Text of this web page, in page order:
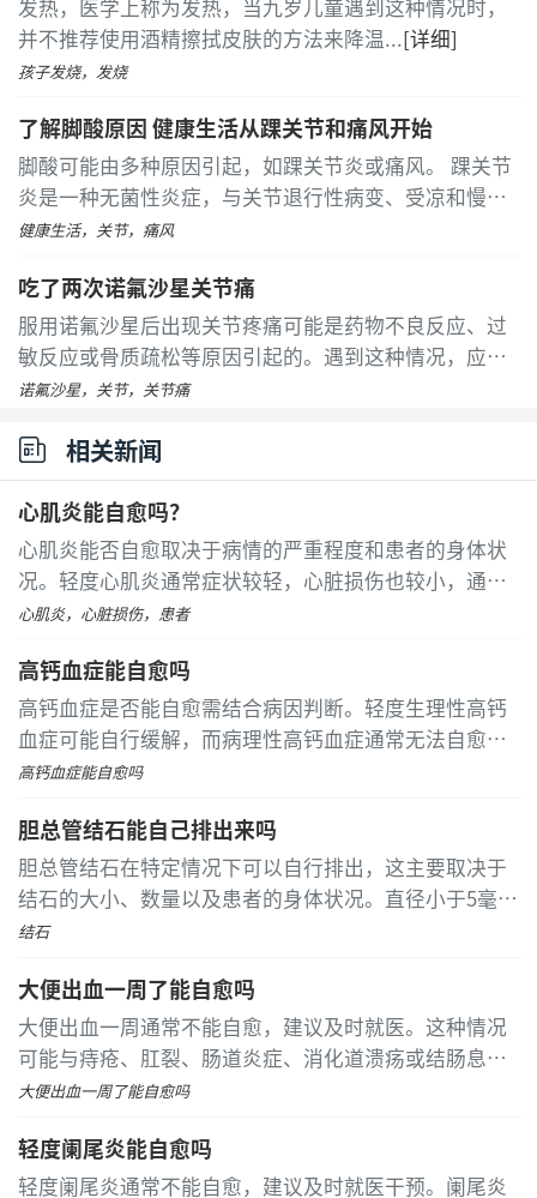
发热，医学上称为发热，当九岁儿童遇到这种情况时，
并不推荐使用酒精擦拭皮肤的方法来降温...[详细]
孩子发烧，发烧
了解脚酸原因 健康生活从踝关节和痛风开始
脚酸可能由多种原因引起，如踝关节炎或痛风。 踝关节
炎是一种无菌性炎症，与关节退行性病变、受凉和慢性
劳损等因素有关。患者常感到脚部酸痛，并伴有局部疼
感...[详细]
健康生活，关节，痛风
吃了两次诺氟沙星关节痛
服用诺氟沙星后出现关节疼痛可能是药物不良反应、过
敏反应或骨质疏松等原因引起的。遇到这种情况，应尽
快就医，并在医生指导下进行适当的治疗。诺氟沙星是
面效果显著，但也可能带来一些不良反应
诺氟沙星，关节，关节痛
相关新闻
心肌炎能自愈吗？
心肌炎能否自愈取决于病情的严重程度和患者的身体状
况。轻度心肌炎通常症状较轻，心脏损伤也较小，通过
适当的休息和饮食调整可以缓解症状，并有可能自愈。
性较小，需要积极治疗
心肌炎，心脏损伤，患者
高钙血症能自愈吗
高钙血症是否能自愈需结合病因判断。轻度生理性高钙
血症可能自行缓解，而病理性高钙血症通常无法自愈。
由短期维生素D过量或脱水等可逆因素引发的高钙血
高钙血症能自愈吗
胆总管结石能自己排出来吗
胆总管结石在特定情况下可以自行排出，这主要取决于
结石的大小、数量以及患者的身体状况。直径小于5毫米
的结石更有可能通过胆总管进入肠道，而较大或伴有明
结石
大便出血一周了能自愈吗
大便出血一周通常不能自愈，建议及时就医。这种情况
可能与痔疮、肛裂、肠道炎症、消化道溃疡或结肠息肉
等因素有关，常见症状包括便后滴血、便中带血和腹痛
静脉曲张，表现为便后滴血或喷射状出血
大便出血一周了能自愈吗
轻度阑尾炎能自愈吗
轻度阑尾炎通常不能自愈，建议及时就医干预。阑尾炎